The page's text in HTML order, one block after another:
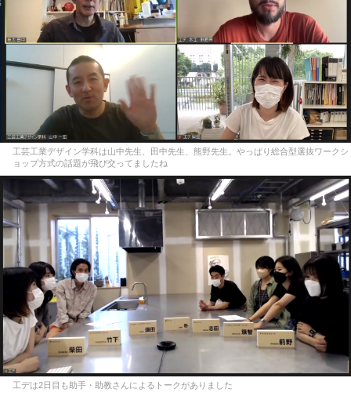
工芸工業デザイン学科は山中先生、田中先生、熊野先生。やっぱり総合型選抜ワークシ
ョップ方式の話題が飛び交ってましたね
工デは2日目も助手・助教さんによるトークがありました